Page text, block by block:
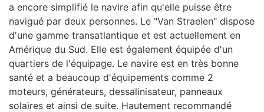
a encore simplifié le navire afin qu'elle puisse être
navigué par deux personnes. Le "Van Straelen" dispose
d'une gamme transatlantique et est actuellement en
Amérique du Sud. Elle est également équipée d'un
quartiers de l'équipage. Le navire est en très bonne
santé et a beaucoup d'équipements comme 2
moteurs, générateurs, dessalinisateur, panneaux
solaires et ainsi de suite. Hautement recommandé